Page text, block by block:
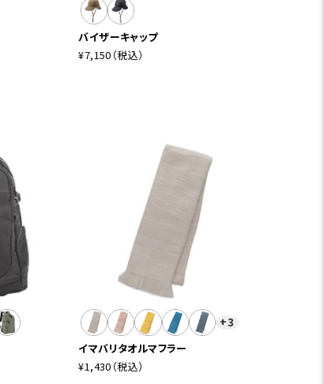
バイザーキャップ
¥7,150 （税込）
+3
イマバリタオルマフラー
¥1,430 （税込）